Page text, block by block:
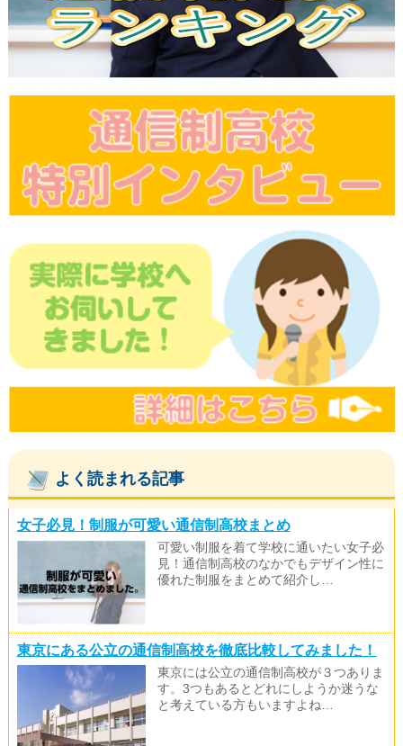
よく読まれる記事
女子必見！制服が可愛い通信制高校まとめ
可愛い制服を着て学校に通いたい女子必
見！通信制高校のなかでもデザイン性に
優れた制服をまとめて紹介し…
東京にある公立の通信制高校を徹底比較してみました！
東京には公立の通信制高校が３つありま
す。3つもあるとどれにしようか迷うな
と考えている方もいますよね…